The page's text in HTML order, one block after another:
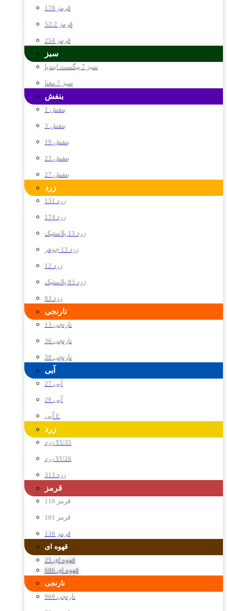
قرمز 170
قرمز 52:2
قرمز 254
سبز
سبز 7 پیگمنت ایندیا
سبز 7 مغنا
بنفش
بنفش 1
بنفش 3
بنفش 19
بنفش 23
بنفش 27
زرد
زرد 151
زرد 174
زرد 13 پلاستیک
زرد 13 جوهر
زرد 12
زرد 83 پلاستیک
زرد 83
نارنجی
نارنجی 13
نارنجی 36
نارنجی 38
آبی
آبی 27
آبی 29
آبی E
زرد
زرد YU35
زرد YU26
زرد 313
قرمز
قرمز 110
قرمز 101
قرمز 130
قهوه ای
قهوه ای 25
قهوه ای 686
نارنجی
نارنجی 960